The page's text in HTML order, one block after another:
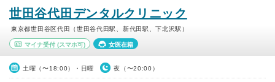
世田谷代田デンタルクリニック
東京都世田谷区代田（世田谷代田駅、新代田駅、下北沢駅）
マイナ受付 (スマホ可) 女医在籍
土曜（〜18:00）・日曜 夜（〜20:00）